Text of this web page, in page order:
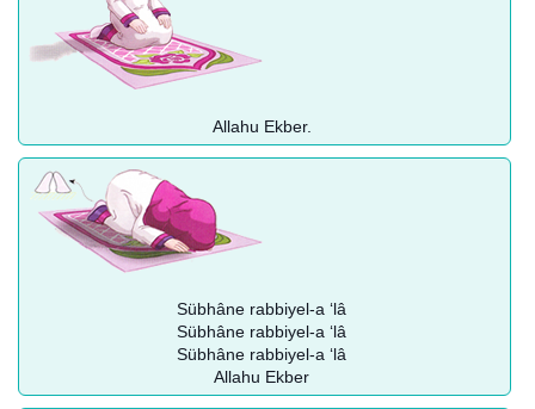
Allahu Ekber.
Sübhâne rabbiyel-a ‘lâ
Sübhâne rabbiyel-a ‘lâ
Sübhâne rabbiyel-a ‘lâ
Allahu Ekber